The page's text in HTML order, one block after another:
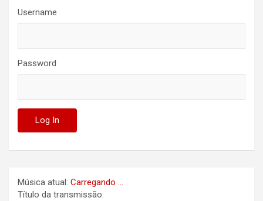
Username
Password
Música atual: Carregando ...
Título da transmissão: